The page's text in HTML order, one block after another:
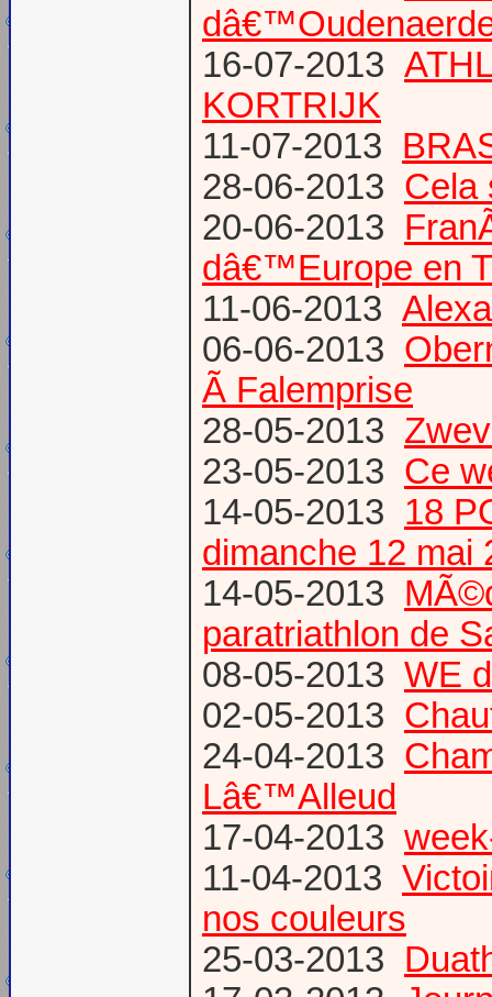
16-07-2013
KORTRIJK
11-07-2013
28-06-2013 Cela
20-06-2013
dâ€™Europe en
11-06-2013
06-06-2013
Ã Falemprise
28-05-2013
23-05-2013 Ce
14-05-2013 18
dimanche 12 mai
14-05-2013
paratriathlon de
08-05-2013 WE
02-05-2013
24-04-2013
Lâ€™Alleud
17-04-2013
11-04-2013
nos couleurs
25-03-2013